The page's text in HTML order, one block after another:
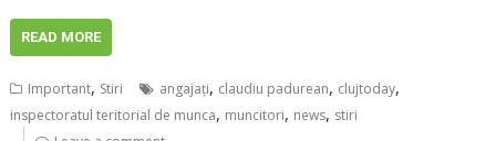
READ MORE
Important, Stiri angajaţi, claudiu padurean, clujtoday,
inspectoratul teritorial de munca, muncitori, news, stiri